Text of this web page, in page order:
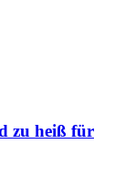
zu heiß für